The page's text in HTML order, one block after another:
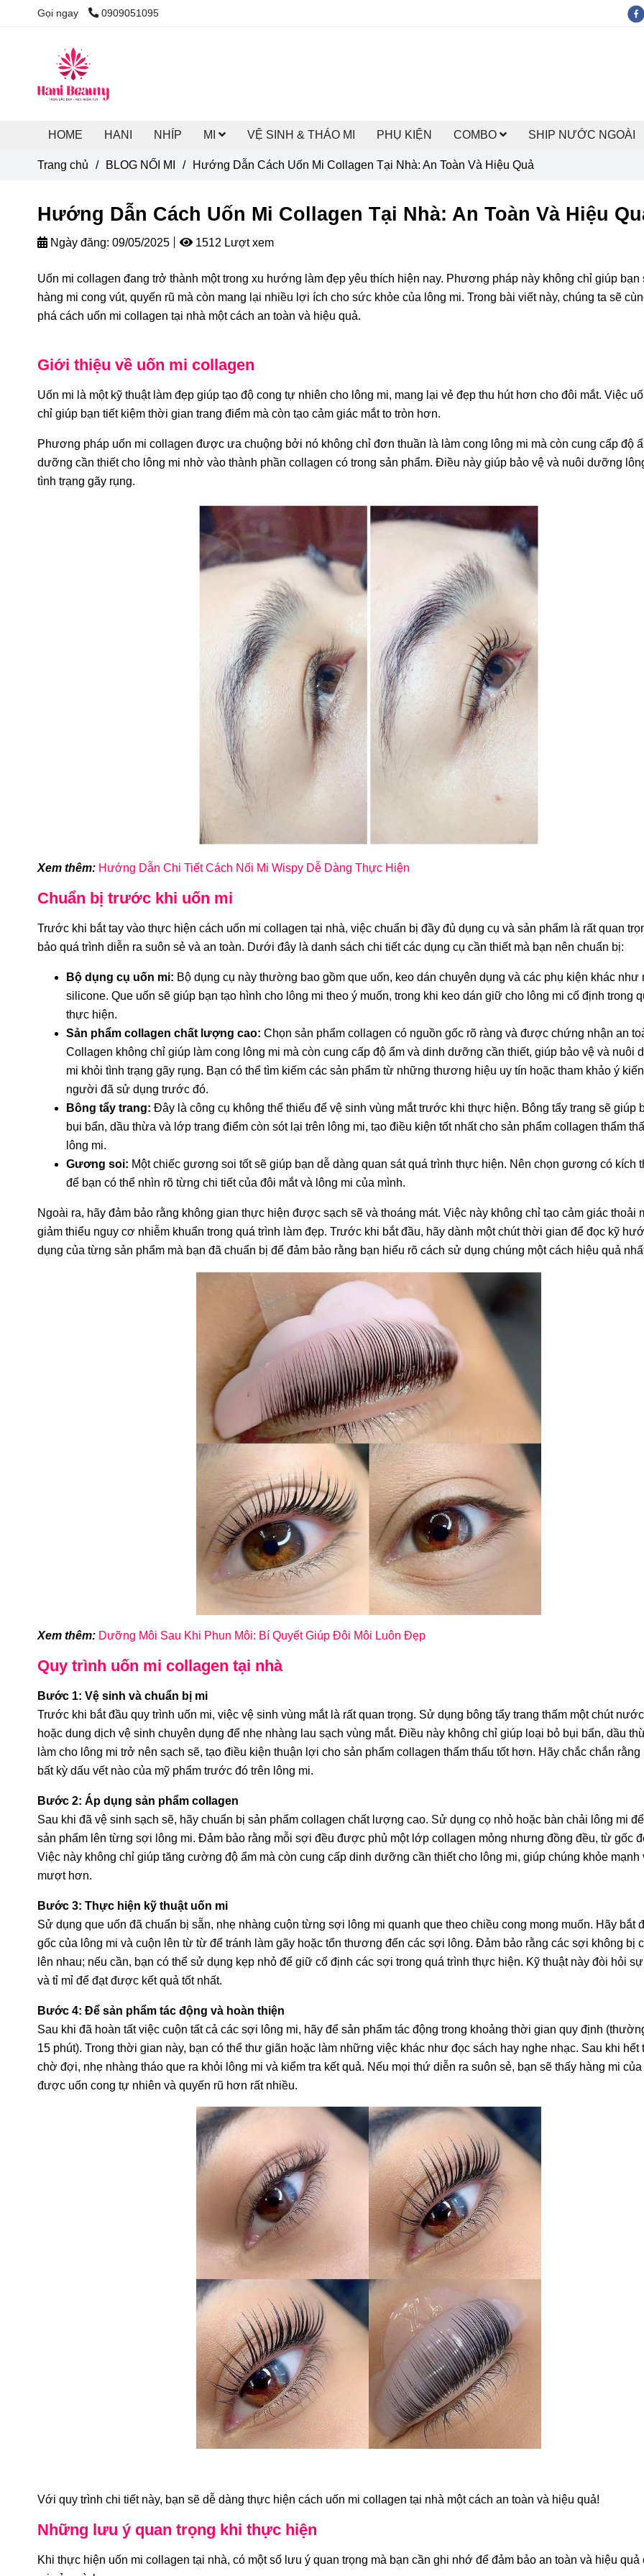
Gọi ngay 0909051095
HOME HANI NHÍP MI VỆ SINH & THÁO MI PHỤ KIỆN COMBO SHIP NƯỚC NGOÀI
Trang chủ / BLOG NỐI MI / Hướng Dẫn Cách Uốn Mi Collagen Tại Nhà: An Toàn Và Hiệu Quả
Hướng Dẫn Cách Uốn Mi Collagen Tại Nhà: An Toàn Và Hiệu
Ngày đăng: 09/05/2025 1512 Lượt xem
Uốn mi collagen đang trở thành một trong xu hướng làm đẹp yêu thích hiện nay. Phương pháp này không chỉ giúp bạn
hàng mi cong vút, quyến rũ mà còn mang lại nhiều lợi ích cho sức khỏe của lông mi. Trong bài viết này, chúng ta sẽ
phá cách uốn mi collagen tại nhà một cách an toàn và hiệu quả.
Giới thiệu về uốn mi collagen
Uốn mi là một kỹ thuật làm đẹp giúp tạo độ cong tự nhiên cho lông mi, mang lại vẻ đẹp thu hút hơn cho đôi mắt. Việc
chỉ giúp bạn tiết kiệm thời gian trang điểm mà còn tạo cảm giác mắt to tròn hơn.
Phương pháp uốn mi collagen được ưa chuộng bởi nó không chỉ đơn thuần là làm cong lông mi mà còn cung cấp độ
dưỡng cần thiết cho lông mi nhờ vào thành phần collagen có trong sản phẩm. Điều này giúp bảo vệ và nuôi dưỡng
tình trạng gãy rụng.
Xem thêm: Hướng Dẫn Chi Tiết Cách Nối Mi Wispy Dễ Dàng Thực Hiện
Chuẩn bị trước khi uốn mi
Trước khi bắt tay vào thực hiện cách uốn mi collagen tại nhà, việc chuẩn bị đầy đủ dụng cụ và sản phẩm là rất quan
bảo quá trình diễn ra suôn sẻ và an toàn. Dưới đây là danh sách chi tiết các dụng cụ cần thiết mà bạn nên chuẩn bị:
Bộ dụng cụ uốn mi: Bộ dụng cụ này thường bao gồm que uốn, keo dán chuyên dụng và các phụ kiện khác như
silicone. Que uốn sẽ giúp bạn tạo hình cho lông mi theo ý muốn, trong khi keo dán giữ cho lông mi cố định trong
thực hiện.
Sản phẩm collagen chất lượng cao: Chọn sản phẩm collagen có nguồn gốc rõ ràng và được chứng nhận an
Collagen không chỉ giúp làm cong lông mi mà còn cung cấp độ ẩm và dinh dưỡng cần thiết, giúp bảo vệ và nuôi
mi khỏi tình trạng gãy rụng. Bạn có thể tìm kiếm các sản phẩm từ những thương hiệu uy tín hoặc tham khảo ý
người đã sử dụng trước đó.
Bông tẩy trang: Đây là công cụ không thể thiếu để vệ sinh vùng mắt trước khi thực hiện. Bông tẩy trang sẽ giúp
bụi bẩn, dầu thừa và lớp trang điểm còn sót lại trên lông mi, tạo điều kiện tốt nhất cho sản phẩm collagen thẩm
lông mi.
Gương soi: Một chiếc gương soi tốt sẽ giúp bạn dễ dàng quan sát quá trình thực hiện. Nên chọn gương có kích
để bạn có thể nhìn rõ từng chi tiết của đôi mắt và lông mi của mình.
Ngoài ra, hãy đảm bảo rằng không gian thực hiện được sạch sẽ và thoáng mát. Việc này không chỉ tạo cảm giác thoải
giảm thiểu nguy cơ nhiễm khuẩn trong quá trình làm đẹp. Trước khi bắt đầu, hãy dành một chút thời gian để đọc kỹ
dụng của từng sản phẩm mà bạn đã chuẩn bị để đảm bảo rằng bạn hiểu rõ cách sử dụng chúng một cách hiệu quả
Xem thêm: Dưỡng Môi Sau Khi Phun Môi: Bí Quyết Giúp Đôi Môi Luôn Đẹp
Quy trình uốn mi collagen tại nhà
Bước 1: Vệ sinh và chuẩn bị mi
Trước khi bắt đầu quy trình uốn mi, việc vệ sinh vùng mắt là rất quan trọng. Sử dụng bông tẩy trang thấm một chút
hoặc dung dịch vệ sinh chuyên dụng để nhẹ nhàng lau sạch vùng mắt. Điều này không chỉ giúp loại bỏ bụi bẩn, dầu
làm cho lông mi trở nên sạch sẽ, tạo điều kiện thuận lợi cho sản phẩm collagen thẩm thấu tốt hơn. Hãy chắc chắn rằng
bất kỳ dấu vết nào của mỹ phẩm trước đó trên lông mi.
Bước 2: Áp dụng sản phẩm collagen
Sau khi đã vệ sinh sạch sẽ, hãy chuẩn bị sản phẩm collagen chất lượng cao. Sử dụng cọ nhỏ hoặc bàn chải lông mi
sản phẩm lên từng sợi lông mi. Đảm bảo rằng mỗi sợi đều được phủ một lớp collagen mỏng nhưng đồng đều, từ gốc
Việc này không chỉ giúp tăng cường độ ẩm mà còn cung cấp dinh dưỡng cần thiết cho lông mi, giúp chúng khỏe mạnh
mượt hơn.
Bước 3: Thực hiện kỹ thuật uốn mi
Sử dụng que uốn đã chuẩn bị sẵn, nhẹ nhàng cuộn từng sợi lông mi quanh que theo chiều cong mong muốn. Hãy bắt
gốc của lông mi và cuộn lên từ từ để tránh làm gãy hoặc tổn thương đến các sợi lông. Đảm bảo rằng các sợi không bị
lên nhau; nếu cần, bạn có thể sử dụng kẹp nhỏ để giữ cố định các sợi trong quá trình thực hiện. Kỹ thuật này đòi hỏi
và tỉ mỉ để đạt được kết quả tốt nhất.
Bước 4: Để sản phẩm tác động và hoàn thiện
Sau khi đã hoàn tất việc cuộn tất cả các sợi lông mi, hãy để sản phẩm tác động trong khoảng thời gian quy định
15 phút). Trong thời gian này, bạn có thể thư giãn hoặc làm những việc khác như đọc sách hay nghe nhạc. Sau khi hết
chờ đợi, nhẹ nhàng tháo que ra khỏi lông mi và kiểm tra kết quả. Nếu mọi thứ diễn ra suôn sẻ, bạn sẽ thấy hàng mi của
được uốn cong tự nhiên và quyến rũ hơn rất nhiều.
Với quy trình chi tiết này, bạn sẽ dễ dàng thực hiện cách uốn mi collagen tại nhà một cách an toàn và hiệu quả!
Những lưu ý quan trọng khi thực hiện
Khi thực hiện uốn mi collagen tại nhà, có một số lưu ý quan trọng mà bạn cần ghi nhớ để đảm bảo an toàn và hiệu quả
BỘ DỤNG CỤ NỐI MI MEGA
VOLUME TẶNG KHOÁ HỌC NỐI
MI MEGA ONLINE
BỘ DỤNG CỤ NỐI MI VOLUME
(FAN SẴN) TẶNG KHOÁ HỌC NỐI
MI VOLUME (FAN SẴN) ONLINE
1.991.000đ
DỤNG CỤ NỐI MI TRỌN BỘ CAO
2.858.000đ
-6%
BỘ DỤNG CỤ NỐI MI
2.130.000đ
-14%
Tìm Hiểu Các Kiểu Nối Mi Cho Mắt
Nhỏ Giúp Bạn Quyến Rũ Hơn
Keo Nối Mi Chống Dị Ứng - 4 Dòng
Nổi Bật Nhất 2025 Phải Thử Ngay
Nhíp Nối Mi Giá Rẻ Tách